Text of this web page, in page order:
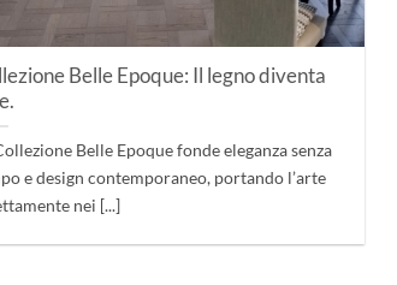
Belle Epoque: Il legno diventa
Belle Epoque fonde eleganza senza
e design contemporaneo, portando l’arte
nei [...]